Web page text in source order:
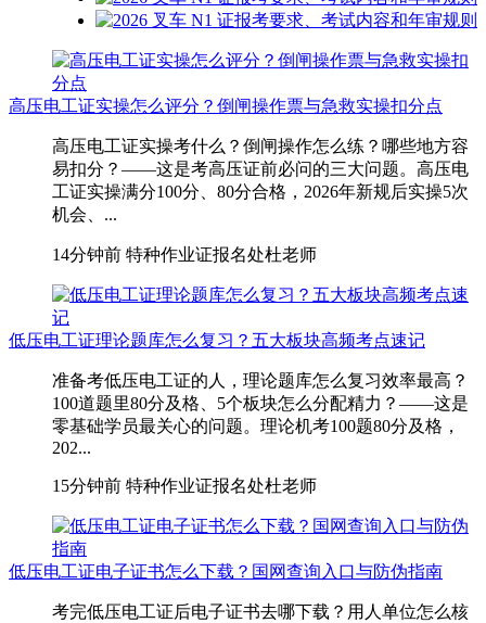
高压电工证实操怎么评分？倒闸操作票与急救实操扣分点
高压电工证实操考什么？倒闸操作怎么练？哪些地方容
易扣分？——这是考高压证前必问的三大问题。高压电
工证实操满分100分、80分合格，2026年新规后实操5次
机会、...
14分钟前 特种作业证报名处杜老师
低压电工证理论题库怎么复习？五大板块高频考点速记
准备考低压电工证的人，理论题库怎么复习效率最高？
100道题里80分及格、5个板块怎么分配精力？——这是
零基础学员最关心的问题。理论机考100题80分及格，
202...
15分钟前 特种作业证报名处杜老师
低压电工证电子证书怎么下载？国网查询入口与防伪指南
考完低压电工证后电子证书去哪下载？用人单位怎么核